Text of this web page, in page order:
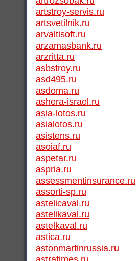
artstroy-servis.ru
artsvetilnik.ru
arvaltisoft.ru
arzamasbank.ru
arzritta.ru
asbstroy.ru
asd495.ru
asdoma.ru
ashera-israel.ru
asia-lotos.ru
asialotos.ru
asistens.ru
asoiaf.ru
aspetar.ru
aspria.ru
assessmentinsurance.ru
assorti-sp.ru
astelicaval.ru
astelikaval.ru
astelkaval.ru
astica.ru
astonmartinrussia.ru